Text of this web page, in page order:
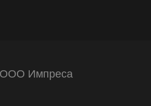
Импреса